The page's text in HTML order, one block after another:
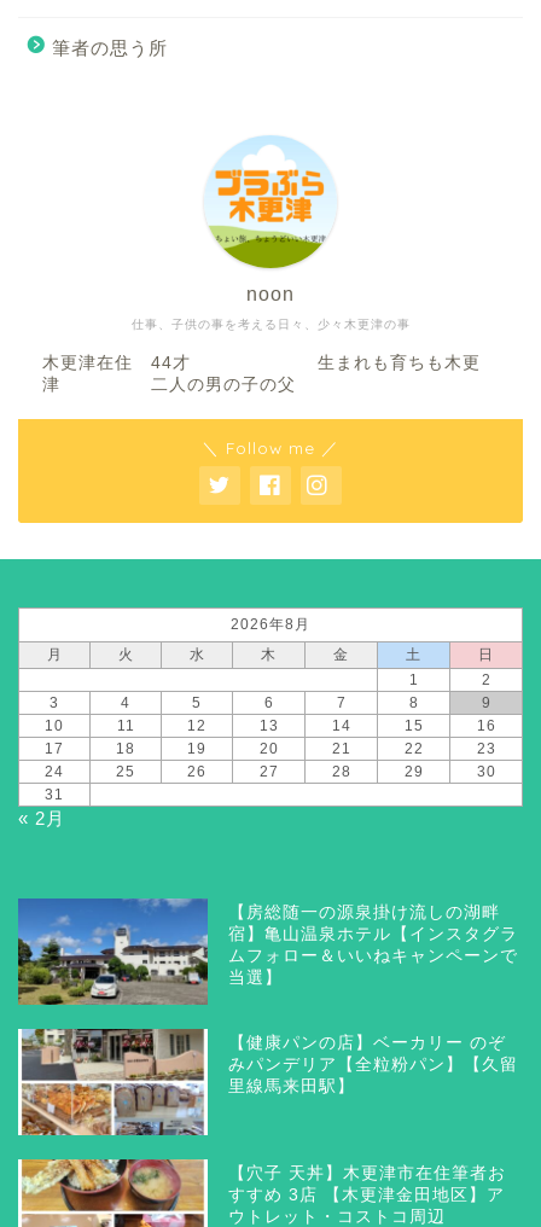
筆者の思う所
仕事、子供の事を考える日々、少々木更津の事
noon
木更津在住 44才 生まれも育ちも木更
津 二人の男の子の父
＼ Follow me ／
2026年8月
月
火 水 木 金 土
日
1
2
3
4 5 6 7 8
9
10
11 12 13 14 15
16
17
18 19 20 21 22
23
24
25 26 27 28 29
30
31
« 2月
【房総随一の源泉掛け流しの湖畔
宿】亀山温泉ホテル【インスタグラ
ムフォロー＆いいねキャンペーンで
当選】
【健康パンの店】ベーカリー のぞ
みパンデリア【全粒粉パン】【久留
里線馬来田駅】
【穴子 天丼】木更津市在住筆者お
すすめ 3店 【木更津金田地区】ア
ウトレット・コストコ周辺